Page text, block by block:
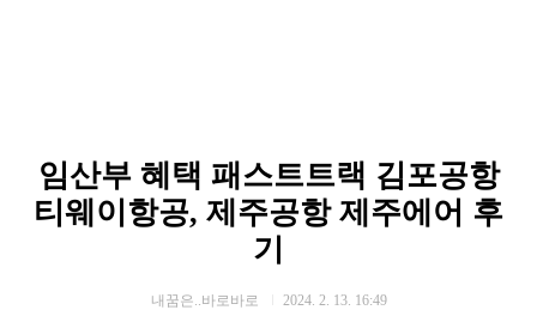
임산부 혜택 패스트트랙 김포공항
티웨이항공, 제주공항 제주에어 후
기
내꿈은..바로바로 2024. 2. 13. 16:49